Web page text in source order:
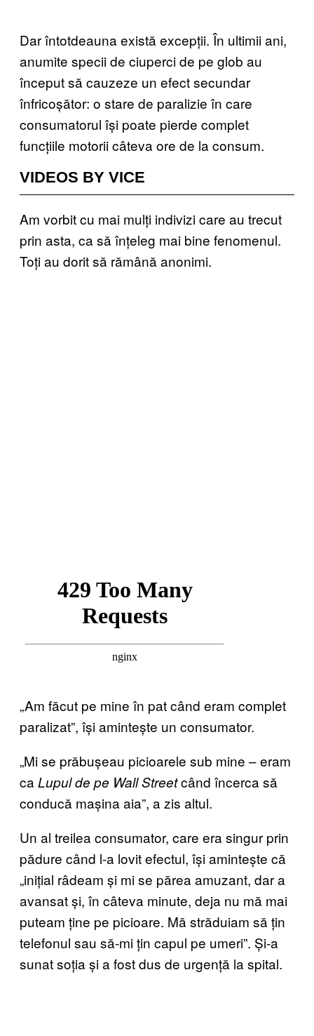
Dar întotdeauna există excepții. În ultimii ani,
anumite specii de ciuperci de pe glob au
început să cauzeze un efect secundar
înfricoșător: o stare de paralizie în care
consumatorul își poate pierde complet
funcțiile motorii câteva ore de la consum.
VIDEOS BY VICE
Am vorbit cu mai mulți indivizi care au trecut
prin asta, ca să înțeleg mai bine fenomenul.
Toți au dorit să rămână anonimi.
„Am făcut pe mine în pat când eram complet
paralizat”, își amintește un consumator.
„Mi se prăbușeau picioarele sub mine – eram
ca Lupul de pe Wall Streetcând încerca să
conducă mașina aia”, a zis altul.
Un al treilea consumator, care era singur prin
pădure când l-a lovit efectul, își amintește că
„inițial râdeam și mi se părea amuzant, dar a
avansat și, în câteva minute, deja nu mă mai
puteam ține pe picioare. Mă străduiam să țin
telefonul sau să-mi țin capul pe umeri”. Și-a
sunat soția și a fost dus de urgență la spital.